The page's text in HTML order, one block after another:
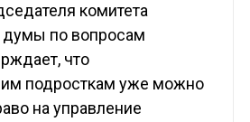
комитета
думы по вопросам
что
подросткам уже можно
на управление